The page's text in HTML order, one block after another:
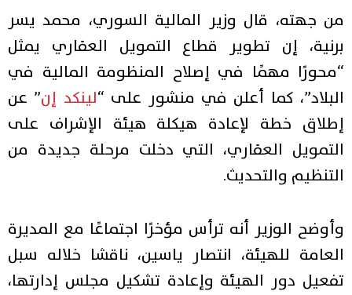
من جهته، قال وزير المالية السوري، محمد يسر
برنية، إن تطوير قطاع التمويل العقاري يمثل
“محورًا مهمًا في إصلاح المنظومة المالية في
البلاد”، كما أعلن في منشور على “لينكد إن” عن
إطلاق خطة لإعادة هيكلة هيئة الإشراف على
التمويل العقاري، التي دخلت مرحلة جديدة من
التنظيم والتحديث.
وأوضح الوزير أنه ترأس مؤخرًا اجتماعًا مع المديرة
العامة للهيئة، انتصار ياسين، ناقشا خلاله سبل
تفعيل دور الهيئة وإعادة تشكيل مجلس إدارتها،